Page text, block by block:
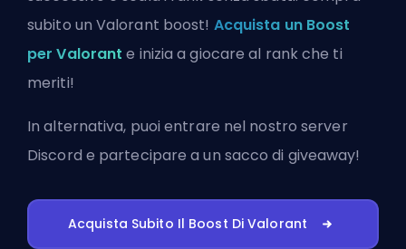
subito un Valorant boost! Acquista un Boost
per Valorant e inizia a giocare al rank che ti
meriti!
In alternativa, puoientrare nel nostro server
Discord e partecipare a un sacco di giveaway!
Acquista Subito Il Boost Di Valorant